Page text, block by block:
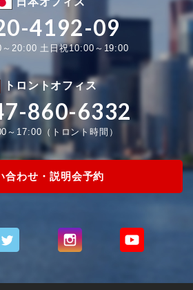
4192-09
～20:00 土日祝10:00～19:00
トロントオフィス
860-6332
～17:00（トロント時間）
合わせ・説明会予約